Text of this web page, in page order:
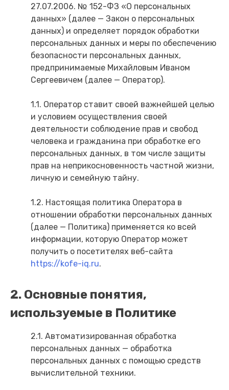
27.07.2006. № 152-ФЗ «О персональных
данных» (далее — Закон о персональных
данных) и определяет порядок обработки
персональных данных и меры по обеспечению
безопасности персональных данных,
предпринимаемые Михайловым Иваном
Сергеевичем (далее — Оператор).
1.1. Оператор ставит своей важнейшей целью
и условием осуществления своей
деятельности соблюдение прав и свобод
человека и гражданина при обработке его
персональных данных, в том числе защиты
прав на неприкосновенность частной жизни,
личную и семейную тайну.
1.2. Настоящая политика Оператора в
отношении обработки персональных данных
(далее — Политика) применяется ко всей
информации, которую Оператор может
получить о посетителях веб-сайта
https://kofe-iq.ru.
2. Основные понятия,
используемые в Политике
2.1. Автоматизированная обработка
персональных данных — обработка
персональных данных с помощью средств
вычислительной техники.